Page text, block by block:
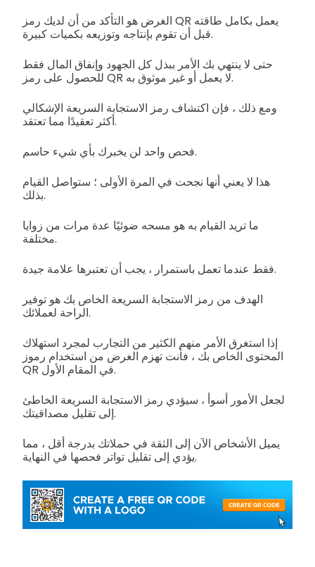
الغرض هو التأكد من أن لديك رمز QR يعمل بكامل طاقته
قبل أن تقوم بإنتاجه وتوزيعه بكميات كبيرة.
حتى لا ينتهي بك الأمر ببذل كل الجهود وإنفاق المال فقط
للحصول على رمز QR لا يعمل أو غير موثوق به.
ومع ذلك ، فإن اكتشاف رمز الاستجابة السريعة الإشكالي
أكثر تعقيدًا مما تعتقد.
فحص واحد لن يخبرك بأي شيء حاسم.
هذا لا يعني أنها نجحت في المرة الأولى ؛ ستواصل القيام
بذلك.
ما تريد القيام به هو مسحه ضوئيًا عدة مرات من زوايا
مختلفة.
فقط عندما تعمل باستمرار ، يجب أن تعتبرها علامة جيدة.
الهدف من رمز الاستجابة السريعة الخاص بك هو توفير
الراحة لعملائك.
إذا استغرق الأمر منهم الكثير من التجارب لمجرد استهلاك
المحتوى الخاص بك ، فأنت تهزم الغرض من استخدام رموز
QR في المقام الأول.
لجعل الأمور أسوأ ، سيؤدي رمز الاستجابة السريعة الخاطئ
إلى تقليل مصداقيتك.
يميل الأشخاص الآن إلى الثقة في حملاتك بدرجة أقل ، مما
يؤدي إلى تقليل تواتر فحصها في النهاية.